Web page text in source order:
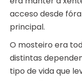
acceso desde
principal.
O mosteiro era
distintas
tipo de vida que